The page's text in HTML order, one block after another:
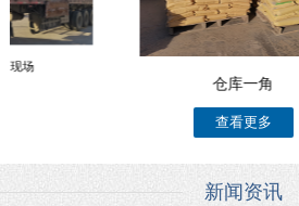
现场
仓库一角
查看更多
新闻资讯